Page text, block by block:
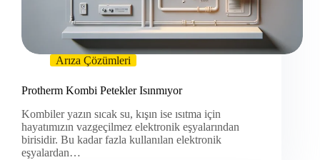
Arıza Çözümleri
Protherm Kombi Petekler Isınmıyor
Kombiler yazın sıcak su, kışın ise ısıtma için
hayatımızın vazgeçilmez elektronik eşyalarından
birisidir. Bu kadar fazla kullanılan elektronik
eşyalardan…